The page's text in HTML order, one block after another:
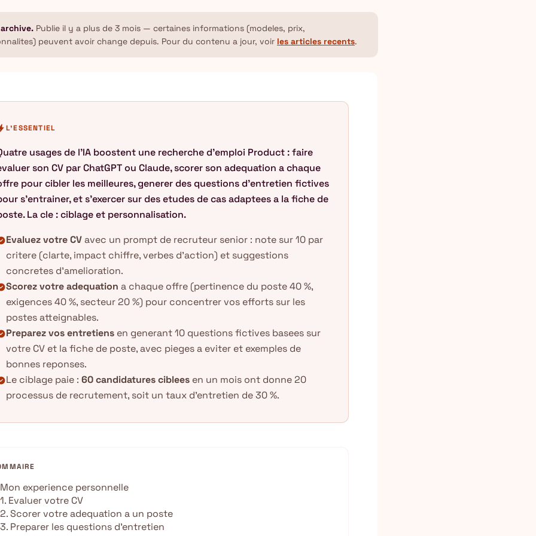
Publie il y a plus de 3 mois — certaines informations (modeles, prix,
peuvent avoir change depuis. Pour du contenu a jour, voir les articles recents.
L'ESSENTIEL
usages de l'IA boostent une recherche d'emploi Product : faire
son CV par ChatGPT ou Claude, scorer son adequation a chaque
pour cibler les meilleures, generer des questions d'entretien fictives
s'entrainer, et s'exercer sur des etudes de cas adaptees a la fiche de
La cle : ciblage et personnalisation.
Evaluez votre CVavec un prompt de recruteur senior : note sur 10 par
critere (clarte, impact chiffre, verbes d'action) et suggestions
concretes d'amelioration.
Scorez votre adequation a chaque offre (pertinence du poste 40 %,
exigences 40 %, secteur 20 %) pour concentrer vos efforts sur les
postes atteignables.
Preparez vos entretiens en generant 10 questions fictives basees sur
votre CV et la fiche de poste, avec pieges a eviter et exemples de
bonnes reponses.
Le ciblage paie : 60 candidatures ciblees en un mois ont donne 20
processus de recrutement, soit un taux d'entretien de 30 %.
Mon experience personnelle
1. Evaluer votre CV
2. Scorer votre adequation a un poste
3. Preparer les questions d’entretien